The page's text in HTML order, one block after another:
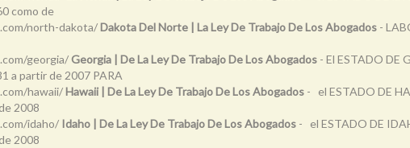
como de
north-dakota/Dakota Del Norte | La Ley De Trabajo De Los Abogados -
georgia/Georgia | De La Ley De Trabajo De Los Abogados - El ESTADO DE
a partir de 2007 PARA
hawaii/Hawaii | De La Ley De Trabajo De Los Abogados - el ESTADO DE
2008
idaho/ Idaho | De La Ley De Trabajo De Los Abogados - el ESTADO DE
2008